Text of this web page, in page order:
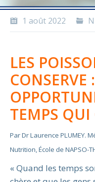
1 août 2022
LES
CONSERVE
TEMPS
Par Dr Laurence PLUMEY.
Nutrition, École de NAPSO-
« Quand les temps